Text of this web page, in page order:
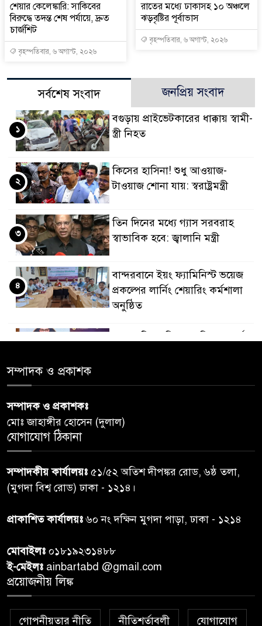
শেয়ার কেলেঙ্কারি: সাকিবের
বিরুদ্ধে তদন্ত শেষ পর্যায়ে, দ্রুত
চার্জশিট
বৃহস্পতিবার, ৬ অগাস্ট, ২০২৬
রাতের মধ্যে ঢাকাসহ ১০ অঞ্চলে
ঝড়বৃষ্টির পূর্বাভাস
বৃহস্পতিবার, ৬ অগাস্ট, ২০২৬
সর্বশেষ সংবাদ জনপ্রিয় সংবাদ
বগুড়ায় প্রাইভেটকারের ধাক্কায় স্বামী-
স্ত্রী নিহত
১
কিসের হাসিনা! শুধু আওয়াজ-
টাওয়াজ শোনা যায়: স্বরাষ্ট্রমন্ত্রী
২
তিন দিনের মধ্যে গ্যাস সরবরাহ
স্বাভাবিক হবে: জ্বালানি মন্ত্রী
৩
বান্দরবানে ইয়ং ফ্যামিনিস্ট ভয়েজ
প্রকল্পের লার্নিং শেয়ারিং কর্মশালা
অনুষ্ঠিত
৪
পেশ
৬
তদন্ত শেষ পর্যায়ে, দ্রুত চার্জশিট
৭
রাতের মধ্যে ঢাকাসহ ১০ অঞ্চলে
ঝড়বৃষ্টির পূর্বাভাস
৮
প্রধানমন্ত্রীর সঙ্গে দেখা করে স্বপ্নপূরণ
উপহার
৯
সম্পাদক ও প্রকাশক
সম্পাদক ও প্রকাশকঃ
মোঃ জাহাঙ্গীর হোসেন (দুলাল)
যোগাযোগ ঠিকানা
সম্পাদকীয় কার্যালয়ঃ ৫১/৫২ অতিশ দীপঙ্কর রোড, ৬ষ্ঠ তলা,
(মুগদা বিশ্ব রোড) ঢাকা - ১২১৪।
প্রাকাশিত কার্যালয়ঃ৬০ নং দক্ষিন মুগদা পাড়া, ঢাকা - ১২১৪
মোবাইলঃ ০১৮১৯২৩১৪৮৮
ই-মেইলঃ ainbartabd @gmail.com
প্রয়োজনীয় লিঙ্ক
গোপনীয়তার নীতি নীতিশর্তাবলী যোগাযোগ